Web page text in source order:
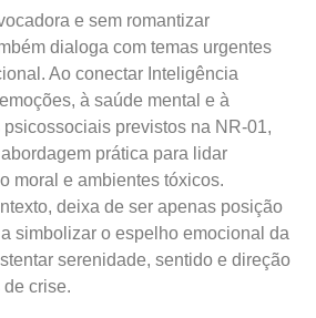
e sem romantizar
dialoga com temas urgentes
Ao conectar Inteligência
à saúde mental e à
previstos na NR-01,
prática para lidar
moral e ambientes tóxicos.
deixa de ser apenas posição
simbolizar o espelho emocional da
serenidade, sentido e direção
crise.